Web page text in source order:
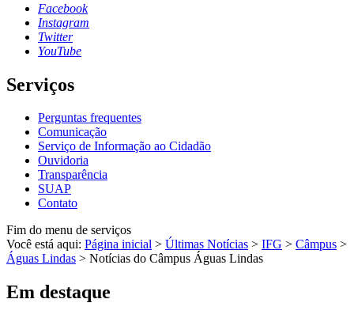
Facebook
Instagram
Twitter
YouTube
Serviços
Perguntas frequentes
Comunicação
Serviço de Informação ao Cidadão
Ouvidoria
Transparência
SUAP
Contato
Fim do menu de serviços
Você está aqui: Página inicial > Últimas Notícias > IFG > Câmpus >
Águas Lindas > Notícias do Câmpus Águas Lindas
Em destaque